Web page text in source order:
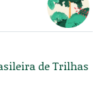
de Trilhas